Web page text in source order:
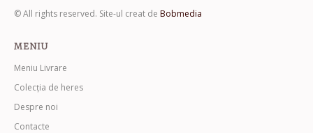
© All rights reserved. Site-ul creat de Bobmedia
MENIU
Meniu Livrare
Colecția de heres
Despre noi
Contacte